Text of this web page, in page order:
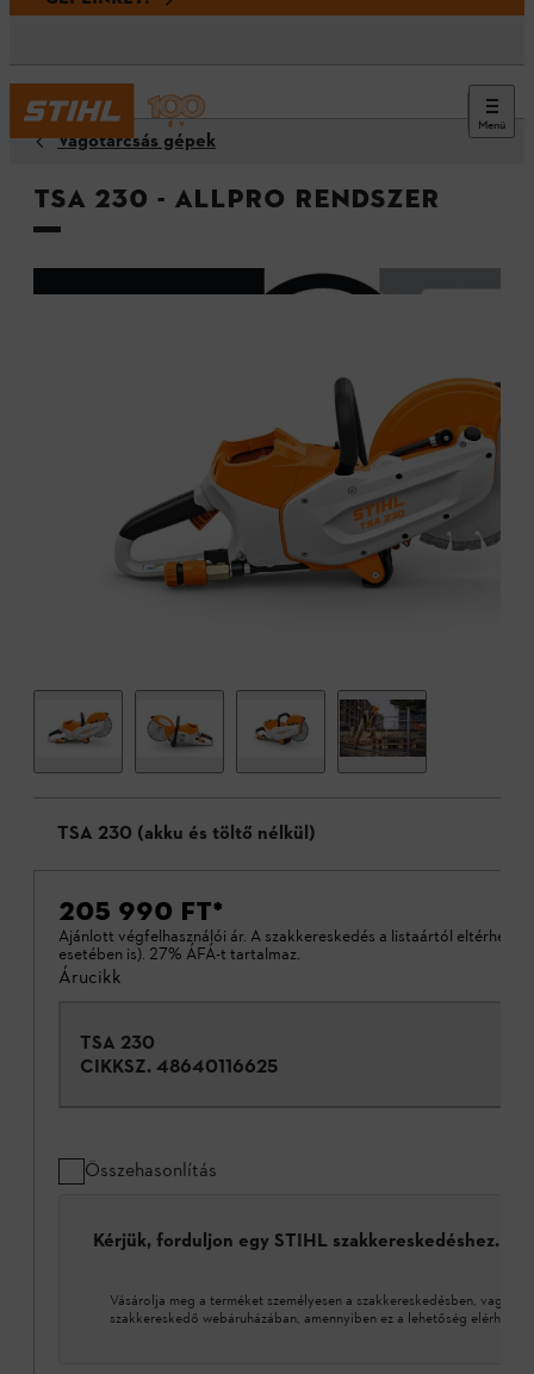
Menü
Vágótárcsás gépek
TSA 230 - ALLPRO rendszer
TSA 230 (akku és töltő nélkül)
205 990 FT*
Ajánlott végfelhasználói ár. A szakkereskedés a listaártól eltérhet
esetében is). 27% ÁFÁ-t tartalmaz.
Árucikk
TSA 230
CIKKSZ. 48640116625
Összehasonlítás
Kérjük, forduljon egy STIHL szakkereskedéshez.
Vásárolja meg a terméket személyesen a szakkereskedésben, vagy a
szakkereskedő webáruházában, amennyiben ez a lehetőség elérhető.